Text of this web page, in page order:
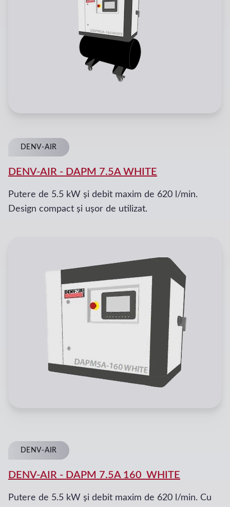
DENV-AIR
DENV-AIR - DAPM 7.5A WHITE
Putere de 5.5 kW și debit maxim de 620 l/min.
Design compact și ușor de utilizat.
DENV-AIR
DENV-AIR - DAPM 7.5A 160_WHITE
Putere de 5.5 kW și debit maxim de 620 l/min. Cu